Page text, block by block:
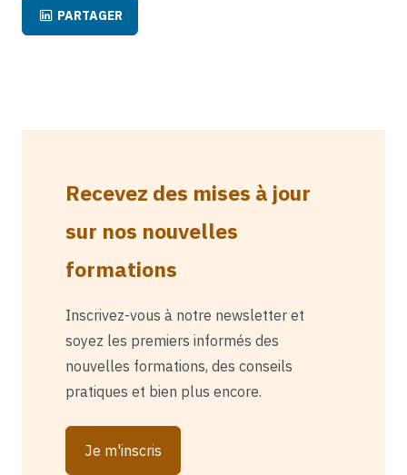
PARTAGER
Recevez des mises à jour
sur nos nouvelles
formations
Inscrivez-vous à notre newsletter et
soyez les premiers informés des
nouvelles formations, des conseils
pratiques et bien plus encore.
Je m'inscris